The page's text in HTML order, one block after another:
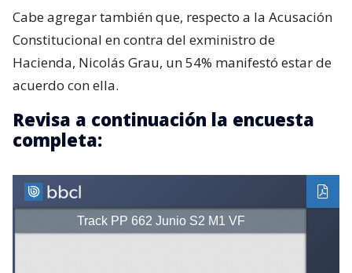
Cabe agregar también que, respecto a la Acusación
Constitucional en contra del exministro de
Hacienda, Nicolás Grau, un 54% manifestó estar de
acuerdo con ella.
Revisa a continuación la encuesta
completa: